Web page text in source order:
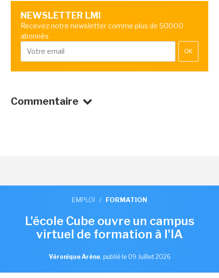
NEWSLETTER LMI
Recevez notre newsletter comme plus de 50000
abonnés
OK
Commentaire
EMPLOI / FORMATION
L'école Cube ouvre un campus
virtuel de formation à l'IA
Véronique Arène, publié le 09 Juillet 2026